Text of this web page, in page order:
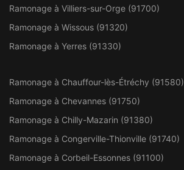
Ramonage à Villiers-sur-Orge (91700)
Ramonage à Wissous (91320)
Ramonage à Yerres (91330)
Ramonage à Chauffour-lès-Étréchy (91580)
Ramonage à Chevannes (91750)
Ramonage à Chilly-Mazarin (91380)
Ramonage à Congerville-Thionville (91740)
Ramonage à Corbeil-Essonnes (91100)